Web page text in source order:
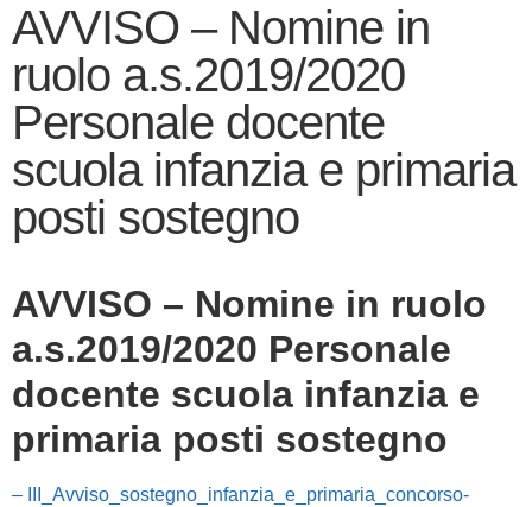
AVVISO – Nomine in
ruolo a.s.2019/2020
Personale docente
scuola infanzia e primaria
posti sostegno
AVVISO – Nomine in ruolo
a.s.2019/2020 Personale
docente scuola infanzia e
primaria posti sostegno
– III_Avviso_sostegno_infanzia_e_primaria_concorso-